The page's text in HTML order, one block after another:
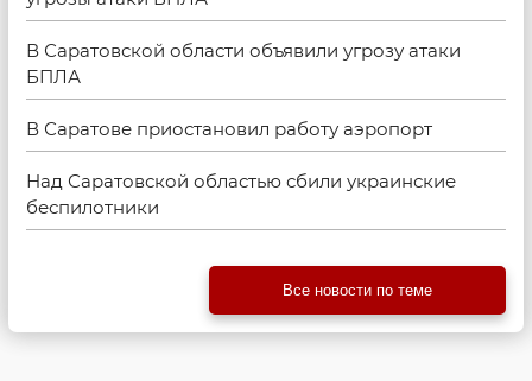
В Саратовской области объявили угрозу атаки
БПЛА
В Саратове приостановил работу аэропорт
Над Саратовской областью сбили украинские
беспилотники
Все новости по теме